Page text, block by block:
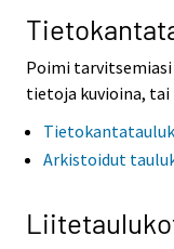
Poimi
tietoja kuvioina,
Arkistoidut